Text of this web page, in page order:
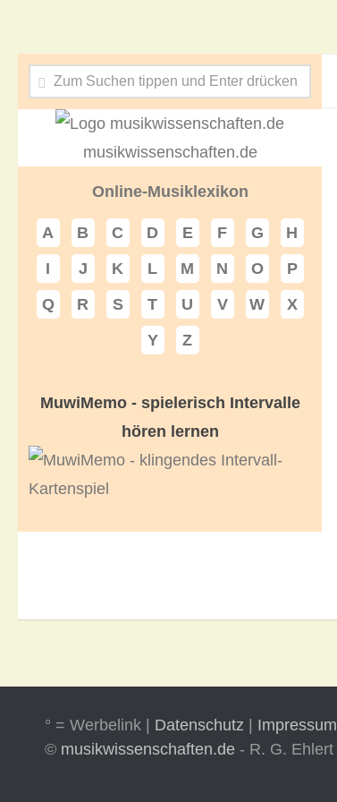
musikwissenschaften.de
Online-Musiklexikon
A B C D E F G
H
I
J K L M N O
P
Q
R S T U V W
X
Y
Z
MuwiMemo - spielerisch Intervalle
hören lernen
° = Werbelink | Datenschutz
Impressum
© musikwissenschaften.de - R. G. Ehlert